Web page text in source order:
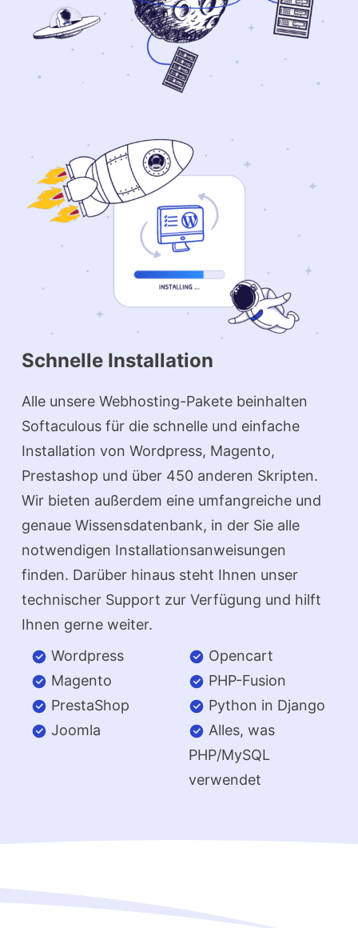
Schnelle Installation
Alle unsere Webhosting-Pakete beinhalten
Softaculous für die schnelle und einfache
Installation von Wordpress, Magento,
Prestashop und über 450 anderen Skripten.
Wir bieten außerdem eine umfangreiche und
genaue Wissensdatenbank, in der Sie alle
notwendigen Installationsanweisungen
finden. Darüber hinaus steht Ihnen unser
technischer Support zur Verfügung und hilft
Ihnen gerne weiter.
Wordpress
Magento
PrestaShop
Joomla
Opencart
PHP-Fusion
Python in Django
Alles, was
PHP/MySQL
verwendet